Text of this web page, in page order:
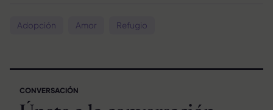
Adopción Amor Refugio
CONVERSACIÓN